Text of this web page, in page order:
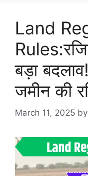
Land
बड़ा
जमीन की
March 11, 2025 by